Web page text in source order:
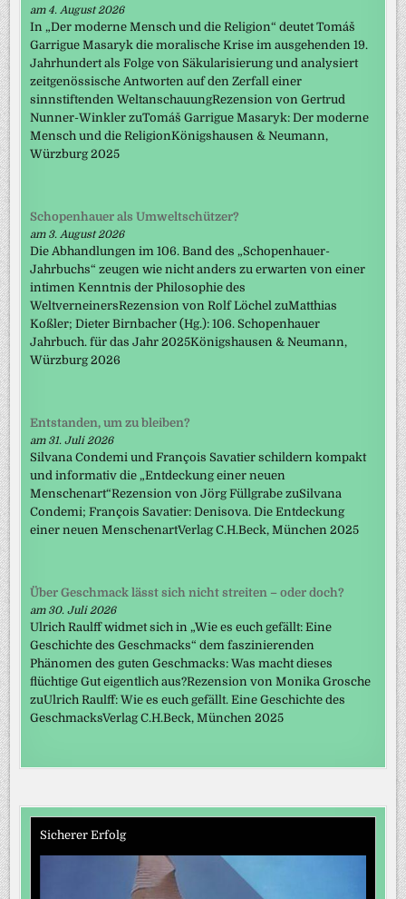
am 4. August 2026
In „Der moderne Mensch und die Religion“ deutet Tomáš
Garrigue Masaryk die moralische Krise im ausgehenden 19.
Jahrhundert als Folge von Säkularisierung und analysiert
zeitgenössische Antworten auf den Zerfall einer
sinnstiftenden WeltanschauungRezension von Gertrud
Nunner-Winkler zuTomáš Garrigue Masaryk: Der moderne
Mensch und die ReligionKönigshausen & Neumann,
Würzburg 2025
Schopenhauer als Umweltschützer?
am 3. August 2026
Die Abhandlungen im 106. Band des „Schopenhauer-
Jahrbuchs“ zeugen wie nicht anders zu erwarten von einer
intimen Kenntnis der Philosophie des
WeltverneinersRezension von Rolf Löchel zuMatthias
Koßler; Dieter Birnbacher (Hg.): 106. Schopenhauer
Jahrbuch. für das Jahr 2025Königshausen & Neumann,
Würzburg 2026
Entstanden, um zu bleiben?
am 31. Juli 2026
Silvana Condemi und François Savatier schildern kompakt
und informativ die „Entdeckung einer neuen
Menschenart“Rezension von Jörg Füllgrabe zuSilvana
Condemi; François Savatier: Denisova. Die Entdeckung
einer neuen MenschenartVerlag C.H.Beck, München 2025
Über Geschmack lässt sich nicht streiten – oder doch?
am 30. Juli 2026
Ulrich Raulff widmet sich in „Wie es euch gefällt: Eine
Geschichte des Geschmacks“ dem faszinierenden
Phänomen des guten Geschmacks: Was macht dieses
flüchtige Gut eigentlich aus?Rezension von Monika Grosche
zuUlrich Raulff: Wie es euch gefällt. Eine Geschichte des
GeschmacksVerlag C.H.Beck, München 2025
Sicherer Erfolg